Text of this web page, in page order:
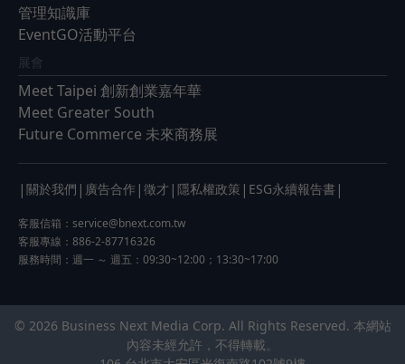
管理知識庫
EventGO活動平台
展會
Meet Taipei 創新創業嘉年華
Meet Greater South
Future Commerce 未來商務展
| 關於我們 | 廣告合作 | 徵才 | 隱私權政策 | ESG永續報告書 |
客服信箱： service@bnext.com.tw
客服專線：886-2-87716326
服務時間：週一 ～ 週五：09:30~12:00；13:30~17:00
© 2026 Business Next Media Corp. All Rights Reserved. 本網站
內容未經允許，不得轉載。